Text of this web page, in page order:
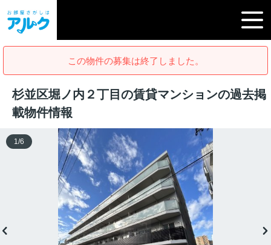
この物件の募集は終了しました。
杉並区堀ノ内２丁目の賃貸マンションの過去掲
載物件情報
1 /6